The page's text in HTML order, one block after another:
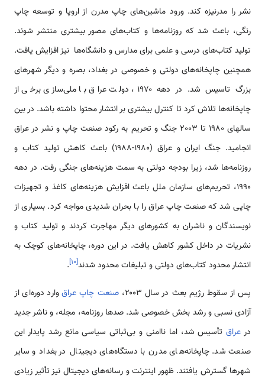
نشر را مدرنیزه کند. ورود ماشین‌های چاپ مدرن از اروپا و توسعه چاپ
رنگی، باعث شد که روزنامه‌ها و کتاب‌های مصور بیشتری منتشر شوند.
تولید کتاب‌های درسی و علمی برای مدارس و دانشگاه‌ها نیز افزایش یافت.
همچنین چاپخانه‌های دولتی و خصوصی در بغداد، بصره و دیگر شهرهای
بزرگ تاسیس شد. در دهه ۱۹۷۰، دولت عراق با ملی‌سازی برخی از
چاپخانه‌ها تلاش کرد تا کنترل بیشتری بر انتشار محتوا داشته باشد. در بین
سالهای 1980 تا 2003 جنگ و تحریم به رکود صنعت چاپ و نشر در عراق
انجامید. جنگ ایران و عراق (۱۹۸۰-۱۹۸۸) باعث کاهش تولید کتاب و
روزنامه‌ها شد، زیرا بودجه دولتی به سمت هزینه‌های جنگی رفت. در دهه
۱۹۹۰، تحریم‌های سازمان ملل باعث افزایش هزینه‌های کاغذ و تجهیزات
چاپی شد که صنعت چاپ عراق را با بحران شدیدی مواجه کرد. بسیاری از
نویسندگان و ناشران به کشورهای دیگر مهاجرت کردند و تولید کتاب و
نشریات در داخل کشور کاهش یافت. در این دوره، چاپخانه‌های کوچک به
انتشار محدود کتاب‌های دولتی و تبلیغات محدود شدند[۱۰]
.
پس از سقوط رژیم بعث در سال ۲۰۰۳، صنعت چاپ عراقوارد دوره‌ای از
آزادی نسبی و رشد بخش خصوصی شد. صدها روزنامه، مجله، و ناشر جدید
در عراقتأسیس شد، اما ناامنی و بی‌ثباتی سیاسی مانع رشد پایدار این
صنعت شد. چاپخانه‌های مدرن با دستگاه‌های دیجیتال در بغداد و سایر
شهرها گسترش یافتند. ظهور اینترنت و رسانه‌های دیجیتال نیز تأثیر زیادی